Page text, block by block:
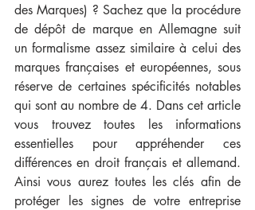
des Marques) ? Sachez que la procédure
de dépôt de marque en Allemagne suit
un formalisme assez similaire à celui des
marques françaises et européennes, sous
réserve de certaines spécificités notables
qui sont au nombre de 4. Dans cet article
vous trouvez toutes les informations
essentielles pour appréhender ces
différences en droit français et allemand.
Ainsi vous aurez toutes les clés afin de
protéger les signes de votre entreprise